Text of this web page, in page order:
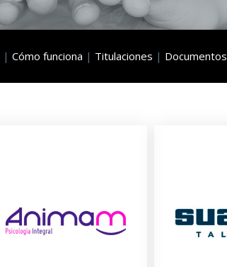
| Cómo funciona | Titulaciones | Documentos